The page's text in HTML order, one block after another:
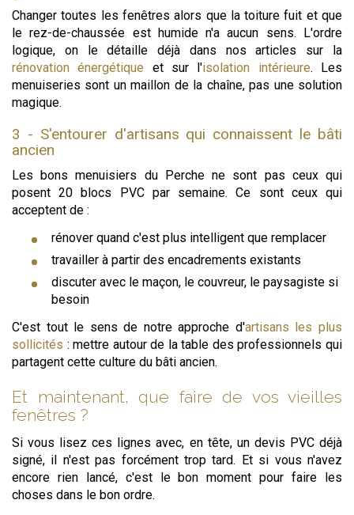
Changer toutes les fenêtres alors que la toiture fuit et que
le rez-de-chaussée est humide n'a aucun sens. L'ordre
logique, on le détaille déjà dans nos articles sur la
rénovation énergétique et sur l'isolation intérieure. Les
menuiseries sont un maillon de la chaîne, pas une solution
magique.
3 - S'entourer d'artisans qui connaissent le bâti
ancien
Les bons menuisiers du Perche ne sont pas ceux qui
posent 20 blocs PVC par semaine. Ce sont ceux qui
acceptent de :
rénover quand c'est plus intelligent que remplacer
travailler à partir des encadrements existants
discuter avec le maçon, le couvreur, le paysagiste si
besoin
C'est tout le sens de notre approche d'artisans les plus
sollicités : mettre autour de la table des professionnels qui
partagent cette culture du bâti ancien.
Et maintenant, que faire de vos vieilles
fenêtres ?
Si vous lisez ces lignes avec, en tête, un devis PVC déjà
signé, il n'est pas forcément trop tard. Et si vous n'avez
encore rien lancé, c'est le bon moment pour faire les
choses dans le bon ordre.